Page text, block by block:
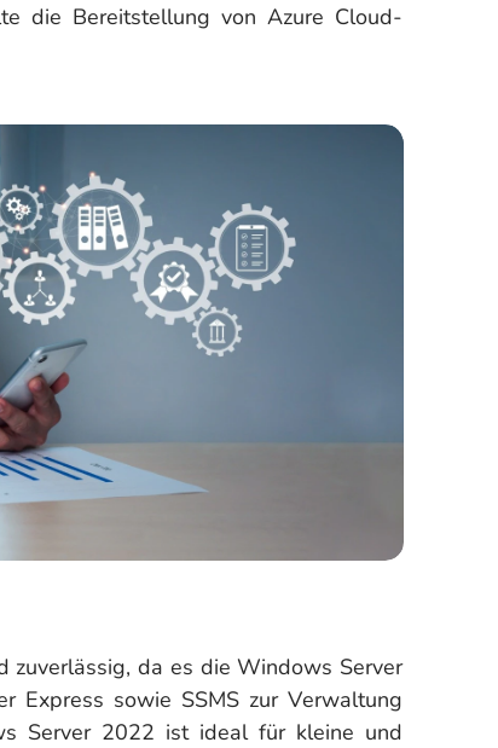
die Bereitstellung von Azure Cloud-
zuverlässig, da es die Windows Server
Express sowie SSMS zur Verwaltung
Server 2022 ist ideal für kleine und